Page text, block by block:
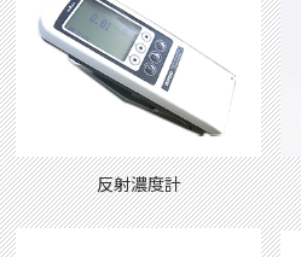
反射濃度計